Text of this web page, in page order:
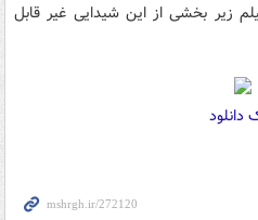
زیر بخشی از این شیدایی غیر قابل
دانلود